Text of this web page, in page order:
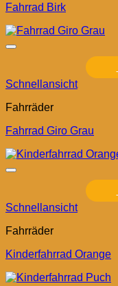
Fahrrad Birk
Schnellansicht
Fahrräder
Fahrrad Giro Grau
Schnellansicht
Fahrräder
Kinderfahrrad Orange